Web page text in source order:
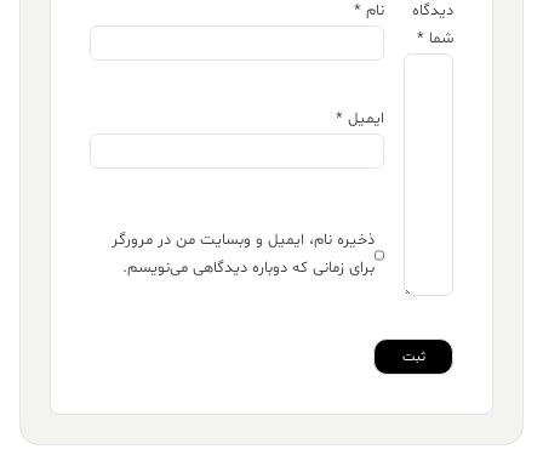
دیدگاه
شما *
نام *
ایمیل *
ذخیره نام، ایمیل و وبسایت من در مرورگر
برای زمانی که دوباره دیدگاهی می‌نویسم.